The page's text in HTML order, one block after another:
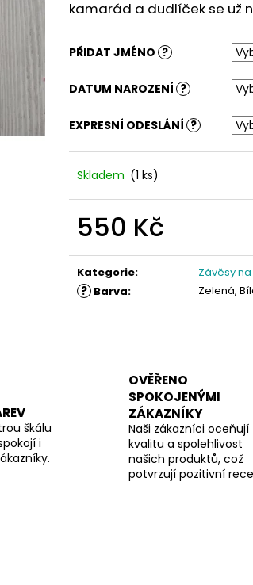
kamarád a dudlíček se už
PŘIDAT JMÉNO ?
DATUM NAROZENÍ ?
EXPRESNÍ ODESLÁNÍ ?
Skladem (1 ks)
550 Kč
cena:
Kategorie: Závěsy
? Barva: Zelená,
škálu
i
OVĚŘENO
SPOKOJENÝMI
ZÁKAZNÍKY
Naši zákazníci oceňují
kvalitu a spolehlivost
našich produktů, což
potvrzují pozitivní